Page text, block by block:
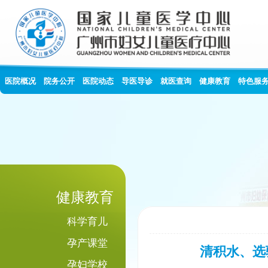
医院概况 院务公开 医院动态 导医导诊 就医查询 健康教育 特色服
健康教育
科学育儿
孕产课堂
孕妇学校
清积水、